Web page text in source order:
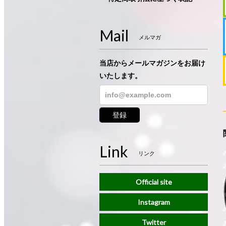
Mail メルマガ
当店からメールマガジンをお届け
いたします。
登録
Link リンク
Official site
Instagram
Twitter